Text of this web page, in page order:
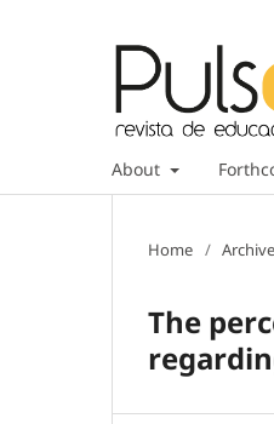
About
Home /
The